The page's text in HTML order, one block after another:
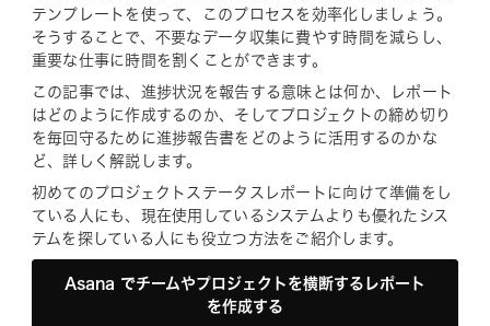
テンプレートを使って、このプロセスを効率化しましょう。
そうすることで、不要なデータ収集に費やす時間を減らし、
重要な仕事に時間を割くことができます。
この記事では、進捗状況を報告する意味とは何か、レポート
はどのように作成するのか、そしてプロジェクトの締め切り
を毎回守るために進捗報告書をどのように活用するのかな
ど、詳しく解説します。
初めてのプロジェクトステータスレポートに向けて準備をし
ている人にも、現在使用しているシステムよりも優れたシス
テムを探している人にも役立つ方法をご紹介します。
Asana でチームやプロジェクトを横断するレポート
を作成する